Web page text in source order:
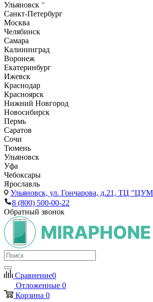
Ульяновск
Санкт-Петербург
Москва
Челябинск
Самара
Калининград
Воронеж
Екатеринбург
Ижевск
Краснодар
Красноярск
Нижний Новгород
Новосибирск
Пермь
Саратов
Сочи
Тюмень
Ульяновск
Уфа
Чебоксары
Ярославль
Ульяновск, ул. Гончарова, д.21, ТЦ
8 (800) 500-00-22
Обратный звонок
Сравнение0
Отложенные 0
Корзина 0